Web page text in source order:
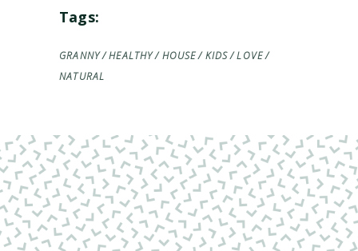
Tags:
GRANNY HEALTHY HOUSE KIDS
LOVE
NATURAL